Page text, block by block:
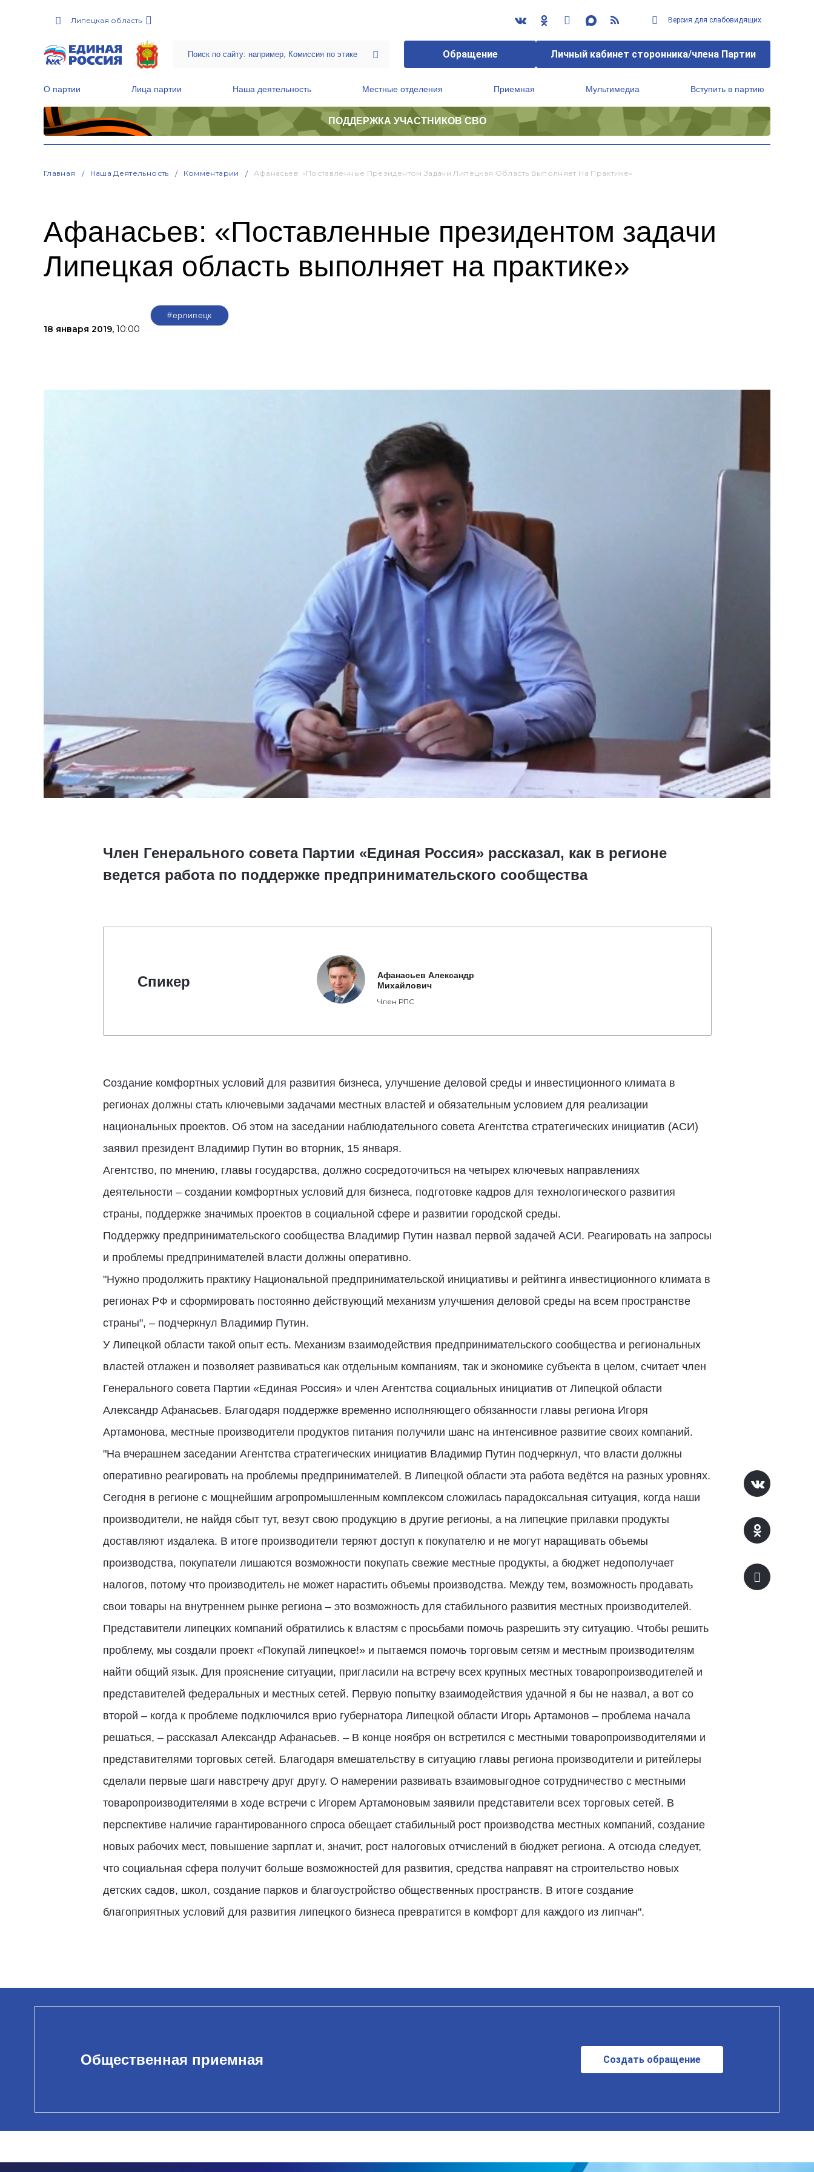
Липецкая область Версия для слабовидящих
Обращение Личный кабинет сторонника/члена Партии
О партии Лица партии Наша деятельность Местные отделения Приемная Мультимедиа Вступить в партию
ПОДДЕРЖКА УЧАСТНИКОВ СВО
Главная Наша Деятельность Комментарии Афанасьев: «Поставленные Президентом Задачи Липецкая Область Выполняет На Практике»
Афанасьев: «Поставленные президентом задачи
Липецкая область выполняет на практике»
18 января 2019, 10:00
#ерлипецк
Член Генерального совета Партии «Единая Россия» рассказал, как в регионе
ведется работа по поддержке предпринимательского сообщества
Спикер
Афанасьев Александр
Михайлович
Член РПС
Создание комфортных условий для развития бизнеса, улучшение деловой среды и инвестиционного климата в
регионах должны стать ключевыми задачами местных властей и обязательным условием для реализации
национальных проектов. Об этом на заседании наблюдательного совета Агентства стратегических инициатив (АСИ)
заявил президент Владимир Путин во вторник, 15 января.
Агентство, по мнению, главы государства, должно сосредоточиться на четырех ключевых направлениях
деятельности – создании комфортных условий для бизнеса, подготовке кадров для технологического развития
страны, поддержке значимых проектов в социальной сфере и развитии городской среды.
Поддержку предпринимательского сообщества Владимир Путин назвал первой задачей АСИ. Реагировать на запросы
и проблемы предпринимателей власти должны оперативно.
"Нужно продолжить практику Национальной предпринимательской инициативы и рейтинга инвестиционного климата в
регионах РФ и сформировать постоянно действующий механизм улучшения деловой среды на всем пространстве
страны", – подчеркнул Владимир Путин.
У Липецкой области такой опыт есть. Механизм взаимодействия предпринимательского сообщества и региональных
властей отлажен и позволяет развиваться как отдельным компаниям, так и экономике субъекта в целом, считает член
Генерального совета Партии «Единая Россия» и член Агентства социальных инициатив от Липецкой области
Александр Афанасьев. Благодаря поддержке временно исполняющего обязанности главы региона Игоря
Артамонова, местные производители продуктов питания получили шанс на интенсивное развитие своих компаний.
"На вчерашнем заседании Агентства стратегических инициатив Владимир Путин подчеркнул, что власти должны
оперативно реагировать на проблемы предпринимателей. В Липецкой области эта работа ведётся на разных уровнях.
Сегодня в регионе с мощнейшим агропромышленным комплексом сложилась парадоксальная ситуация, когда наши
производители, не найдя сбыт тут, везут свою продукцию в другие регионы, а на липецкие прилавки продукты
доставляют издалека. В итоге производители теряют доступ к покупателю и не могут наращивать объемы
производства, покупатели лишаются возможности покупать свежие местные продукты, а бюджет недополучает
налогов, потому что производитель не может нарастить объемы производства. Между тем, возможность продавать
свои товары на внутреннем рынке региона – это возможность для стабильного развития местных производителей.
Представители липецких компаний обратились к властям с просьбами помочь разрешить эту ситуацию. Чтобы решить
проблему, мы создали проект «Покупай липецкое!» и пытаемся помочь торговым сетям и местным производителям
найти общий язык. Для прояснение ситуации, пригласили на встречу всех крупных местных товаропроизводителей и
представителей федеральных и местных сетей. Первую попытку взаимодействия удачной я бы не назвал, а вот со
второй – когда к проблеме подключился врио губернатора Липецкой области Игорь Артамонов – проблема начала
решаться, – рассказал Александр Афанасьев. – В конце ноября он встретился с местными товаропроизводителями и
представителями торговых сетей. Благодаря вмешательству в ситуацию главы региона производители и ритейлеры
сделали первые шаги навстречу друг другу. О намерении развивать взаимовыгодное сотрудничество с местными
товаропроизводителями в ходе встречи с Игорем Артамоновым заявили представители всех торговых сетей. В
перспективе наличие гарантированного спроса обещает стабильный рост производства местных компаний, создание
новых рабочих мест, повышение зарплат и, значит, рост налоговых отчислений в бюджет региона. А отсюда следует,
что социальная сфера получит больше возможностей для развития, средства направят на строительство новых
детских садов, школ, создание парков и благоустройство общественных пространств. В итоге создание
благоприятных условий для развития липецкого бизнеса превратится в комфорт для каждого из липчан".
Общественная приемная Создать обращение